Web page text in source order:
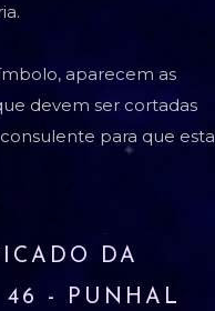
aparecem as
devem ser cortadas
para que esta
DA
46 - PUNHAL